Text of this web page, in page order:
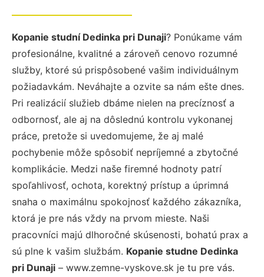
Kopanie studní Dedinka pri Dunaji? Ponúkame vám
profesionálne, kvalitné a zároveň cenovo rozumné
služby, ktoré sú prispôsobené vašim individuálnym
požiadavkám. Neváhajte a ozvite sa nám ešte dnes.
Pri realizácií služieb dbáme nielen na precíznosť a
odbornosť, ale aj na dôslednú kontrolu vykonanej
práce, pretože si uvedomujeme, že aj malé
pochybenie môže spôsobiť nepríjemné a zbytočné
komplikácie. Medzi naše firemné hodnoty patrí
spoľahlivosť, ochota, korektný prístup a úprimná
snaha o maximálnu spokojnosť každého zákazníka,
ktorá je pre nás vždy na prvom mieste. Naši
pracovníci majú dlhoročné skúsenosti, bohatú prax a
sú plne k vašim službám. Kopanie studne Dedinka
pri Dunaji – www.zemne-vyskove.sk je tu pre vás.